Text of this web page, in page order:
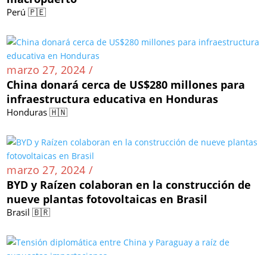
Perú 🇵🇪
marzo 27, 2024 /
China donará cerca de US$280 millones para
infraestructura educativa en Honduras
Honduras 🇭🇳
marzo 27, 2024 /
BYD y Raízen colaboran en la construcción de
nueve plantas fotovoltaicas en Brasil
Brasil 🇧🇷